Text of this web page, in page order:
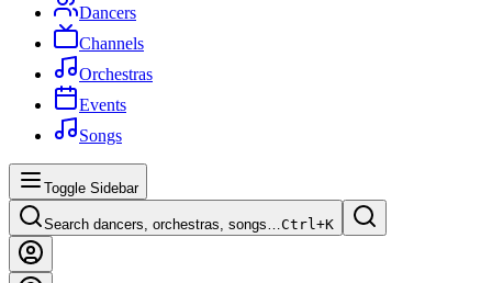
Dancers
Channels
Orchestras
Events
Songs
Toggle Sidebar
Search dancers, orchestras, songs…Ctrl+K